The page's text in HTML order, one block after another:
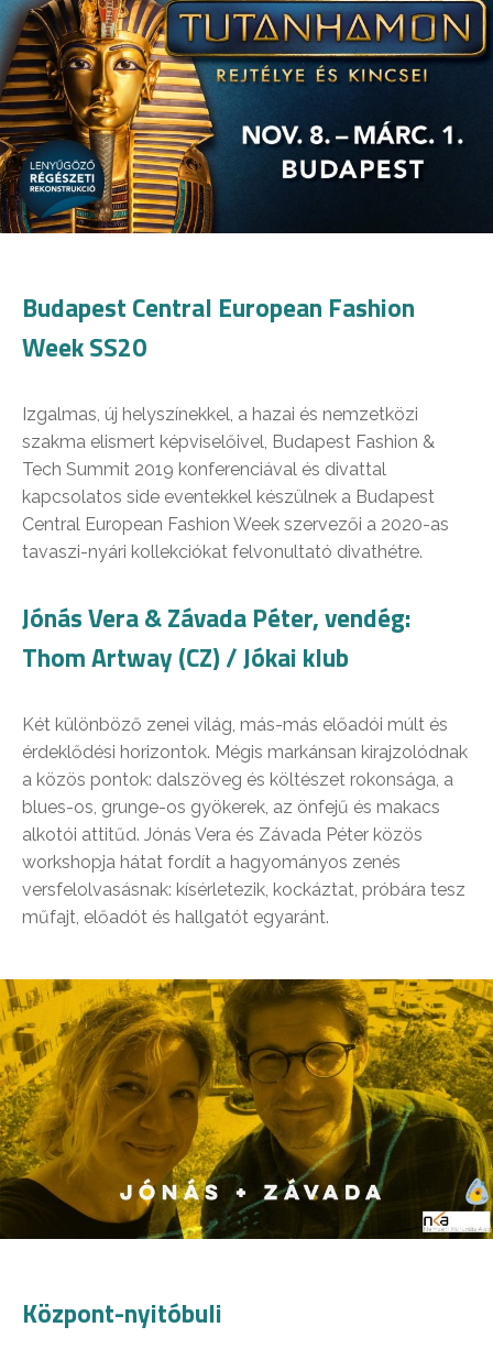
Budapest Central European Fashion
Week SS20
Izgalmas, új helyszínekkel, a hazai és nemzetközi
szakma elismert képviselőivel, Budapest Fashion &
Tech Summit 2019 konferenciával és divattal
kapcsolatos side eventekkel készülnek a Budapest
Central European Fashion Week szervezői a 2020-as
tavaszi-nyári kollekciókat felvonultató divathétre.
Jónás Vera & Závada Péter, vendég:
Thom Artway (CZ) / Jókai klub
Két különböző zenei világ, más-más előadói múlt és
érdeklődési horizontok. Mégis markánsan kirajzolódnak
a közös pontok: dalszöveg és költészet rokonsága, a
blues-os, grunge-os gyökerek, az önfejű és makacs
alkotói attitűd. Jónás Vera és Závada Péter közös
workshopja hátat fordít a hagyományos zenés
versfelolvasásnak: kísérletezik, kockáztat, próbára tesz
műfajt, előadót és hallgatót egyaránt.
Központ-nyitóbuli